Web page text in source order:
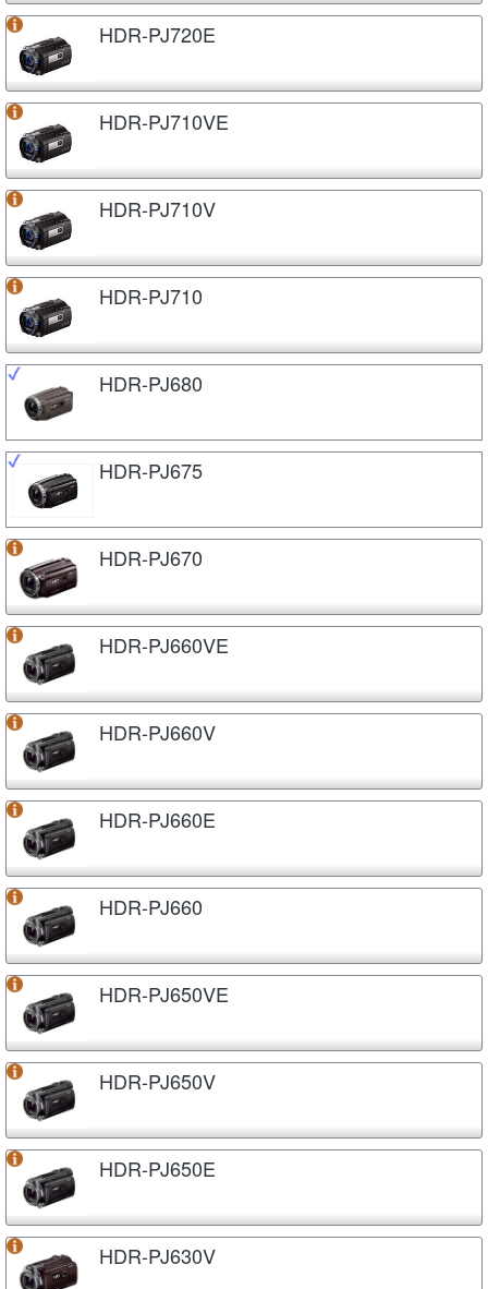
HDR-PJ720E
HDR-PJ710VE
HDR-PJ710V
HDR-PJ710
HDR-PJ680
HDR-PJ675
HDR-PJ670
HDR-PJ660VE
HDR-PJ660V
HDR-PJ660E
HDR-PJ660
HDR-PJ650VE
HDR-PJ650V
HDR-PJ650E
HDR-PJ630V